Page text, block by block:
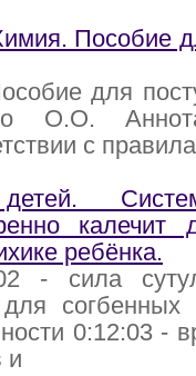
Пособие
для
О.О.
с
калечит
ребёнка.
- сила
0:12:03 -
и